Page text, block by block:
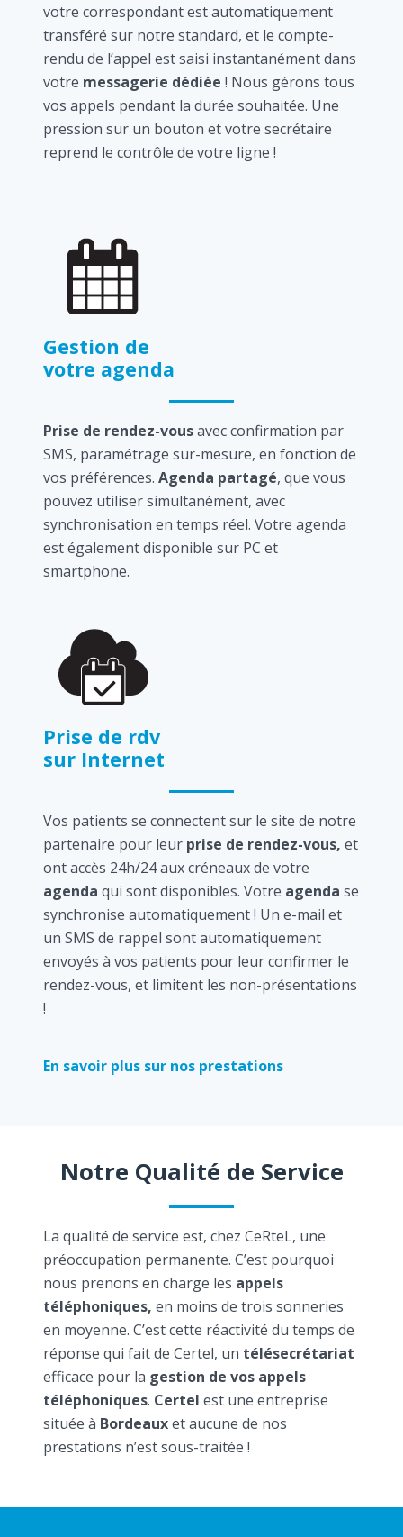
votre correspondant est automatiquement
transféré sur notre standard, et le compte-
rendu de l’appel est saisi instantanément dans
votre messagerie dédiée ! Nous gérons tous
vos appels pendant la durée souhaitée. Une
pression sur un bouton et votre secrétaire
reprend le contrôle de votre ligne !
Gestion de
votre agenda
Prise de rendez-vousavec confirmation par
SMS, paramétrage sur-mesure, en fonction de
vos préférences. Agenda partagé, que vous
pouvez utiliser simultanément, avec
synchronisation en temps réel. Votre agenda
est également disponible sur PC et
smartphone.
Prise de rdv
sur Internet
Vos patients se connectent sur le site de notre
partenaire pour leur prise de rendez-vous, et
ont accès 24h/24 aux créneaux de votre
agenda qui sont disponibles. Votre agenda se
synchronise automatiquement ! Un e-mail et
un SMS de rappel sont automatiquement
envoyés à vos patients pour leur confirmer le
rendez-vous, et limitent les non-présentations
!
En savoir plus sur nos prestations
Notre Qualité de Service
La qualité de service est, chez CeRteL, une
préoccupation permanente. C’est pourquoi
nous prenons en charge les appels
téléphoniques, en moins de trois sonneries
en moyenne. C’est cette réactivité du temps de
réponse qui fait de Certel, un télésecrétariat
efficace pour la gestion de vos appels
téléphoniques. Certel est une entreprise
située à Bordeauxet aucune de nos
prestations n’est sous-traitée !